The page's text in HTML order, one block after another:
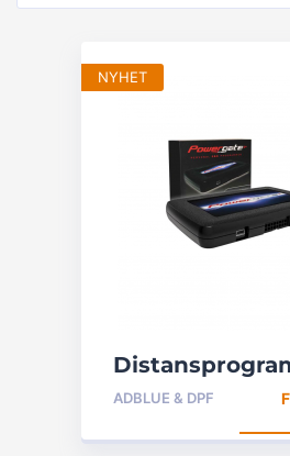
ADBLUE & DPF
NYHET